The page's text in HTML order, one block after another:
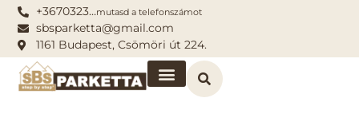
+3670323…mutasd a telefonszámot
sbsparketta@gmail.com
1161 Budapest, Csömöri út 224.